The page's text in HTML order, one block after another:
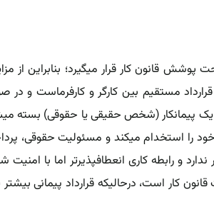
قانون کار‌ قرار میگیرد؛ بنابراین از
مستقیم بین کارگر و کارفرماست و در
یک پیمانکار (شخص حقیقی یا حقوقی) بسته
خود را استخدام میکند و مسئولیت حقوقی،
و رابطه کاری انعطافپذیرتر اما با امنیت
کار‌ است، درحالیکه قرارداد‌ پیمانی بیشتر